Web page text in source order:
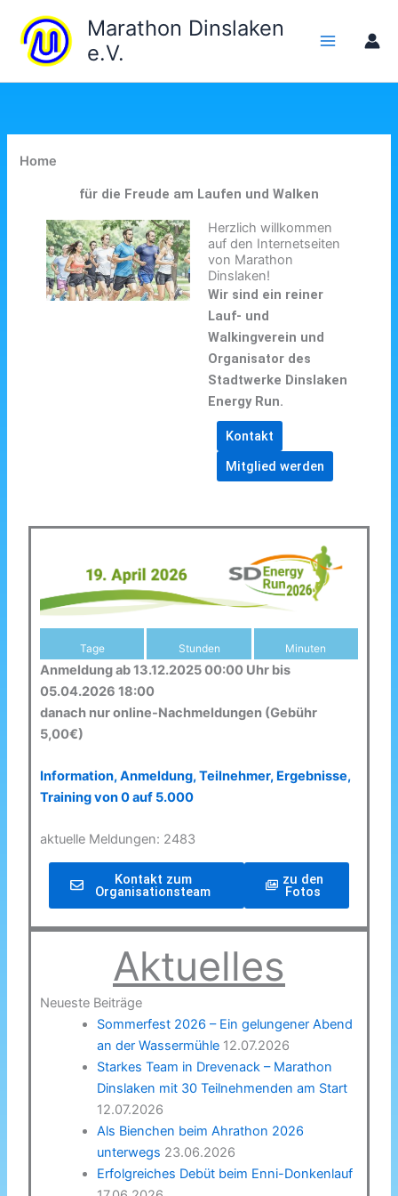
Inhalt
springen
Marathon Dinslaken
e.V.
Home
für die Freude am Laufen und Walken
Herzlich willkommen
auf den Internetseiten
von Marathon
Dinslaken!
Wir sind ein reiner
Lauf- und
Walkingverein und
Organisator des
Stadtwerke Dinslaken
Energy Run.
Kontakt
Mitglied werden
Tage Stunden Minuten
Anmeldung ab 13.12.2025 00:00 Uhr bis
05.04.2026 18:00
danach nur online-Nachmeldungen (Gebühr
5,00€)
Information, Anmeldung, Teilnehmer, Ergebnisse,
Training von 0 auf 5.000
aktuelle Meldungen: 2483
Kontakt zum
Organisationsteam
zu den
Fotos
Aktuelles
Neueste Beiträge
Sommerfest 2026 – Ein gelungener Abend
an der Wassermühle 12.07.2026
Starkes Team in Drevenack – Marathon
Dinslaken mit 30 Teilnehmenden am Start
12.07.2026
Als Bienchen beim Ahrathon 2026
unterwegs 23.06.2026
Erfolgreiches Debüt beim Enni-Donkenlauf